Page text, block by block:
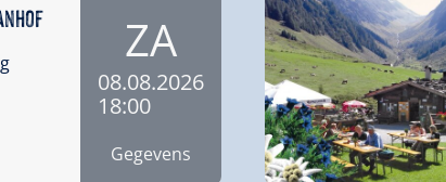
ZA
08.08.2026
18:00
Gegevens